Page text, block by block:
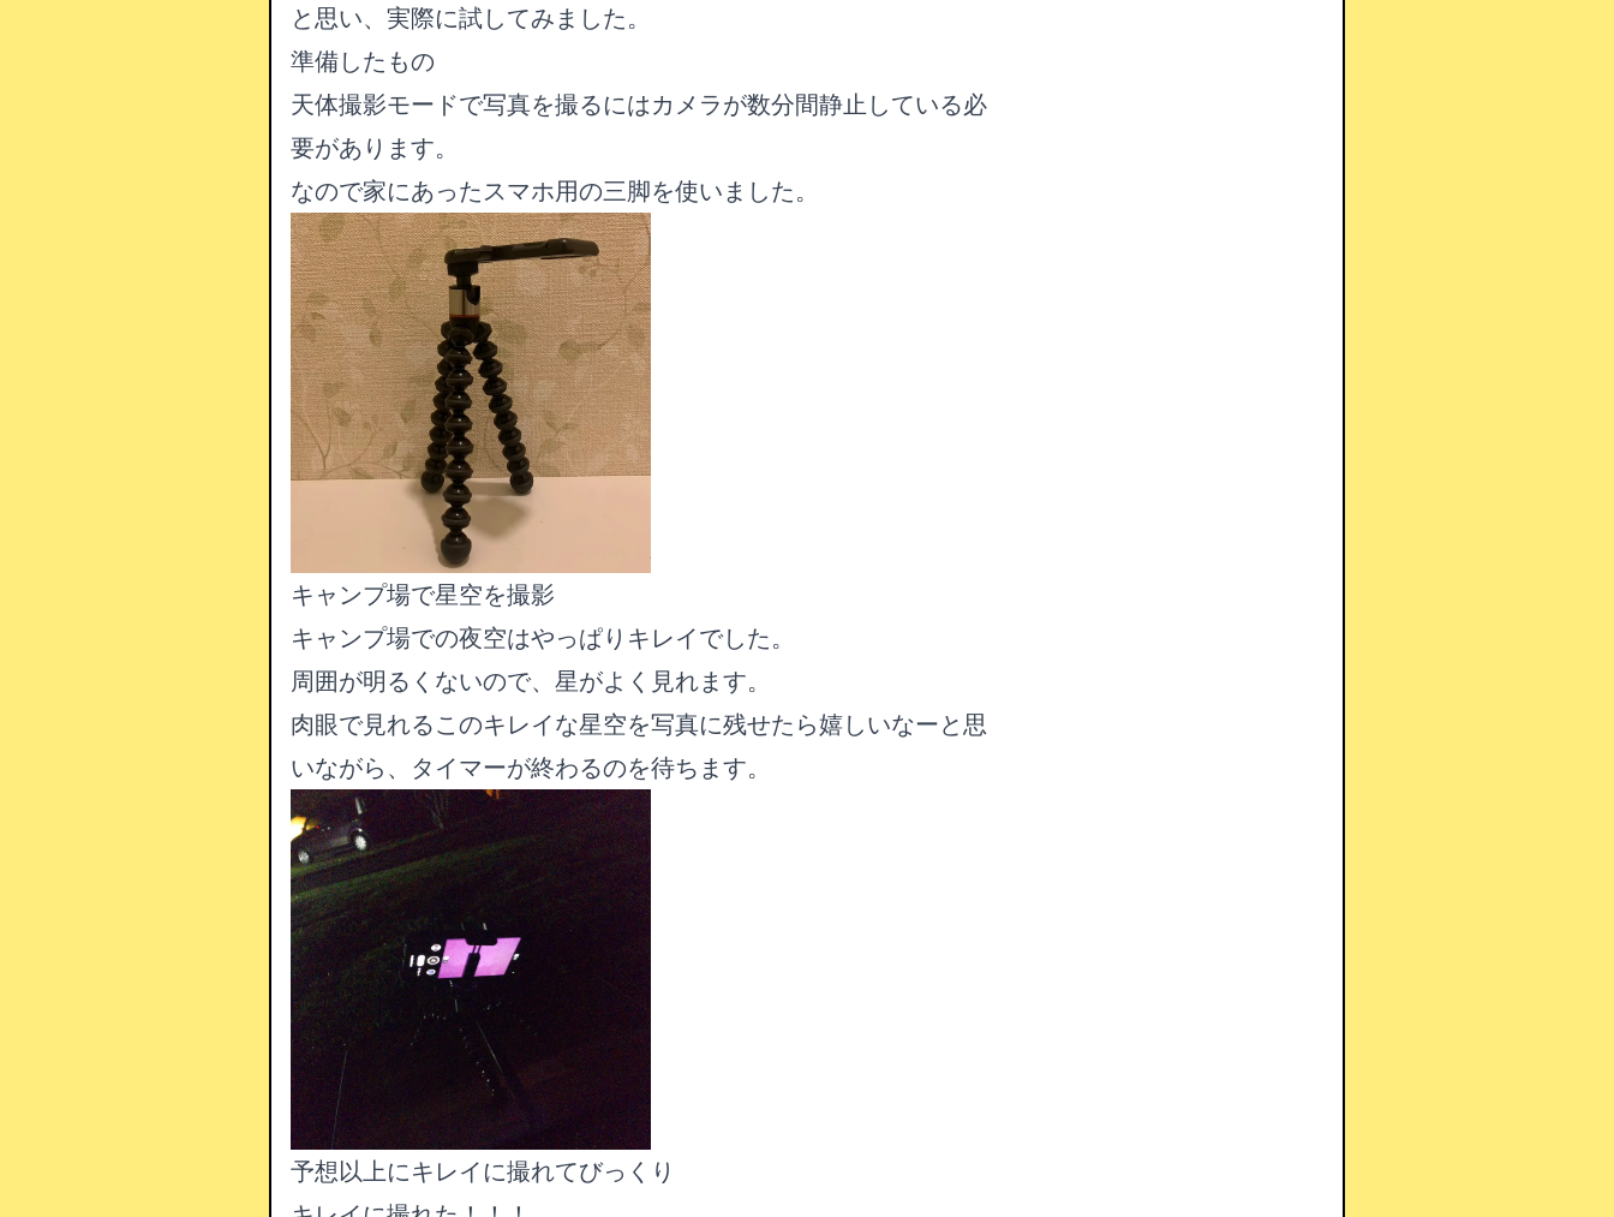
と思い、実際に試してみました。
準備したもの
天体撮影モードで写真を撮るにはカメラが数分間静止している必
要があります。
なので家にあったスマホ用の三脚を使いました。
キャンプ場で星空を撮影
キャンプ場での夜空はやっぱりキレイでした。
周囲が明るくないので、星がよく見れます。
肉眼で見れるこのキレイな星空を写真に残せたら嬉しいなーと思
いながら、タイマーが終わるのを待ちます。
予想以上にキレイに撮れてびっくり